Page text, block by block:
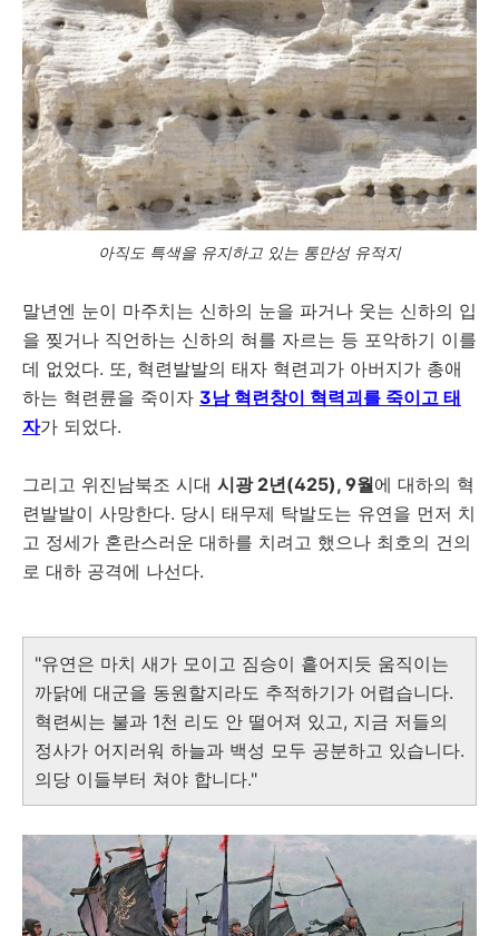
아직도 특색을 유지하고 있는 통만성 유적지
말년엔 눈이 마주치는 신하의 눈을 파거나 웃는 신하의 입
을 찢거나 직언하는 신하의 혀를 자르는 등 포악하기 이를
데 없었다. 또, 혁련발발의 태자 혁련괴가 아버지가 총애
하는 혁련륜을 죽이자 3남 혁련창이 혁력괴를 죽이고 태
자가 되었다.
그리고 위진남북조 시대 시광 2년(425), 9월에 대하의 혁
련발발이 사망한다. 당시 태무제 탁발도는 유연을 먼저 치
고 정세가 혼란스러운 대하를 치려고 했으나 최호의 건의
로 대하 공격에 나선다.
"유연은 마치 새가 모이고 짐승이 흩어지듯 움직이는
까닭에 대군을 동원할지라도 추적하기가 어렵습니다.
혁련씨는 불과 1천 리도 안 떨어져 있고, 지금 저들의
정사가 어지러워 하늘과 백성 모두 공분하고 있습니다.
의당 이들부터 쳐야 합니다."